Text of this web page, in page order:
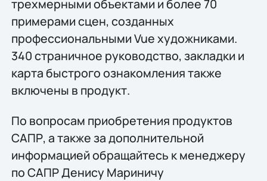
трехмерными объектами и более 70
примерами сцен, созданных
профессиональными Vue художниками.
340 страничное руководство, закладки и
карта быстрого ознакомления также
включены в продукт.
По вопросам приобретения продуктов
САПР, а также за дополнительной
информацией обращайтесь к менеджеру
по САПР Денису Мариничу